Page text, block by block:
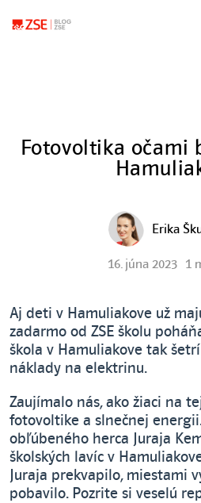
Fotovoltika očami
Erika
16. júna 2023 1
Aj deti v Hamuliakove už
zadarmo od ZSE školu
škola v Hamuliakove tak
náklady na elektrinu.
Zaujímalo nás, ako žiaci na
fotovoltike a slnečnej
obľúbeného herca Juraja
školských lavíc v
Juraja prekvapilo, miestami
pobavilo. Pozrite si veselú